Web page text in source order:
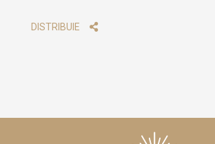
DISTRIBUIE